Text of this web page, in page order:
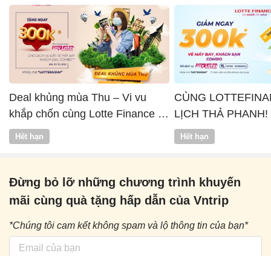
Deal khủng mùa Thu – Vi vu
khắp chốn cùng Lotte Finance x
Vntrip
Hết hạn
CÙNG
LỊCH THẢ PHANH!
Hết hạn
Đừng bỏ lỡ những chương trình khuyến
mãi cùng quà tặng hấp dẫn của Vntrip
*Chúng tôi cam kết không spam và lộ thông tin của bạn*